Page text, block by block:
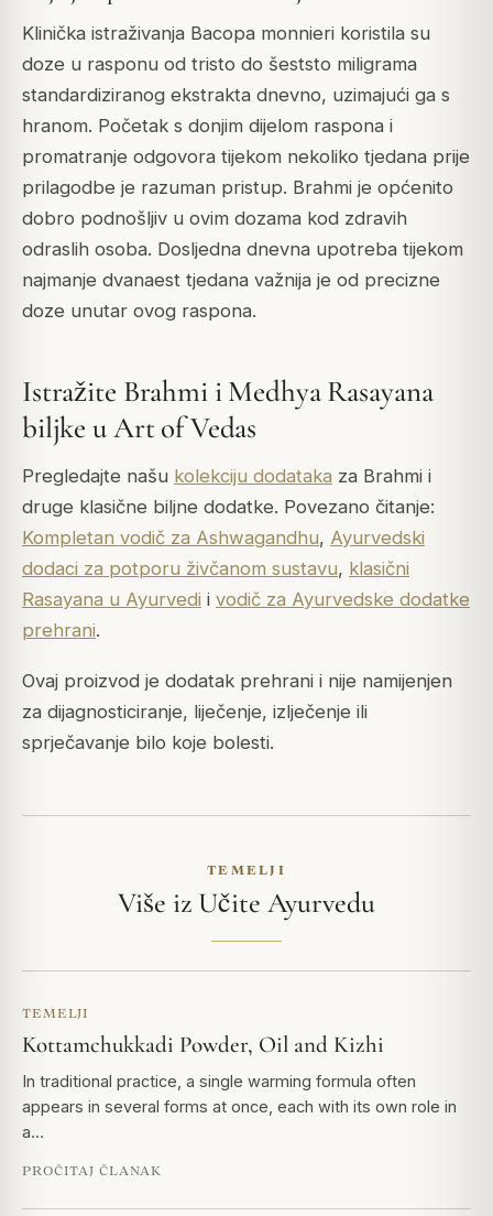
Klinička istraživanja Bacopa monnieri koristila su
doze u rasponu od tristo do šeststo miligrama
standardiziranog ekstrakta dnevno, uzimajući ga s
hranom. Početak s donjim dijelom raspona i
promatranje odgovora tijekom nekoliko tjedana prije
prilagodbe je razuman pristup. Brahmi je općenito
dobro podnošljiv u ovim dozama kod zdravih
odraslih osoba. Dosljedna dnevna upotreba tijekom
najmanje dvanaest tjedana važnija je od precizne
doze unutar ovog raspona.
Istražite Brahmi i Medhya Rasayana
biljke u Art of Vedas
Pregledajte našu kolekciju dodataka za Brahmi i
druge klasične biljne dodatke. Povezano čitanje:
Kompletan vodič za Ashwagandhu, Ayurvedski
dodaci za potporu živčanom sustavu, klasični
Rasayana u Ayurvedi i vodič za Ayurvedske dodatke
prehrani.
Ovaj proizvod je dodatak prehrani i nije namijenjen
za dijagnosticiranje, liječenje, izlječenje ili
sprječavanje bilo koje bolesti.
TEMELJI
Više iz Učite Ayurvedu
TEMELJI
Kottamchukkadi Powder, Oil and Kizhi
In traditional practice, a single warming formula often
appears in several forms at once, each with its own role in
a…
PROČITAJ ČLANAK